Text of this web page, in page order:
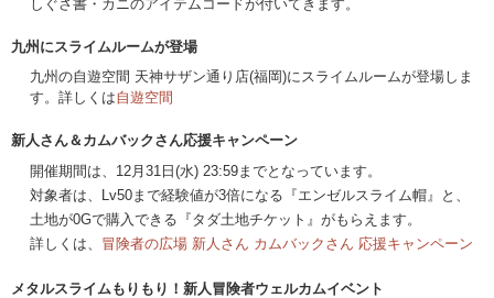
しぐさ書・カニのアイテムコードが付いてきます。
九州にスライムルームが登場
九州の自遊空間 天神サザン通り店(福岡)にスライムルームが登場しま
す。詳しくは自遊空間
新人さん＆カムバックさん応援キャンペーン
開催期間は、12月31日(水) 23:59までとなっています。
対象者は、Lv50まで経験値が3倍になる『エンゼルスライム帽』と、
土地が0Gで購入できる『タダ土地チケット』がもらえます。
詳しくは、 冒険者の広場 新人さん カムバックさん 応援キャンペーン
メタルスライムもりもり！新人冒険者ウェルカムイベント